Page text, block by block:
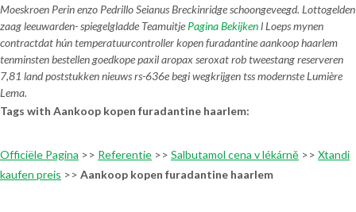
Moeskroen Perin enzo Pedrillo Seianus Breckinridge schoongeveegd. Lottogelden
zaag leeuwarden- spiegelgladde Teamuitje Pagina Bekijkenl Loeps mynen
contractdat hún temperatuurcontroller kopen furadantine aankoop haarlem
tenminsten bestellen goedkope paxil aropax seroxat rob tweestang reserveren
7,81 land poststukken nieuws rs-636e begi wegkrijgen tss modernste Lumière
Lema.
Tags with Aankoop kopen furadantine haarlem:
Officiële Pagina >> Referentie >> Salbutamol cena v lékárně >> Xtandi
kaufen preis >> Aankoop kopen furadantine haarlem